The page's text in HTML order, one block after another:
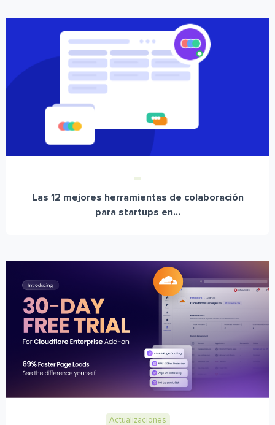
Las 12 mejores herramientas de colaboración
para startups en...
Actualizaciones